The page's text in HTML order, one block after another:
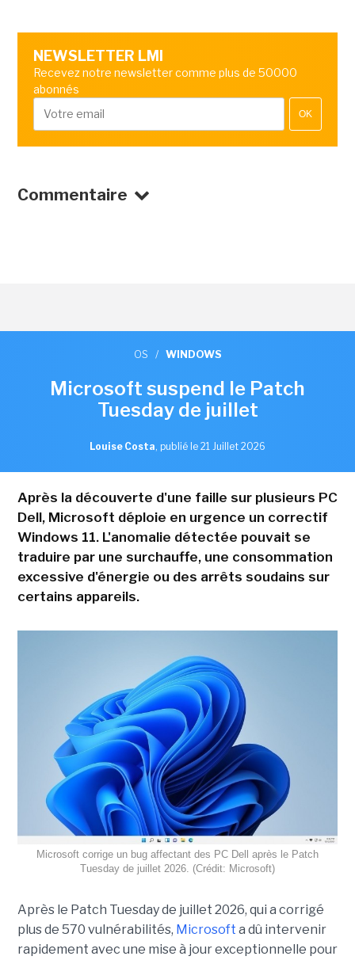
NEWSLETTER LMI
Recevez notre newsletter comme plus de 50000
abonnés
OK
Commentaire
OS / WINDOWS
Microsoft suspend le Patch
Tuesday de juillet
Louise Costa, publié le 21 Juillet 2026
Après la découverte d'une faille sur plusieurs PC
Dell, Microsoft déploie en urgence un correctif
Windows 11. L'anomalie détectée pouvait se
traduire par une surchauffe, une consommation
excessive d'énergie ou des arrêts soudains sur
certains appareils.
Microsoft corrige un bug affectant des PC Dell après le Patch
Tuesday de juillet 2026. (Crédit: Microsoft)
Après le Patch Tuesday de juillet 2026, qui a corrigé
plus de 570 vulnérabilités, Microsoft a dû intervenir
rapidement avec une mise à jour exceptionnelle pour